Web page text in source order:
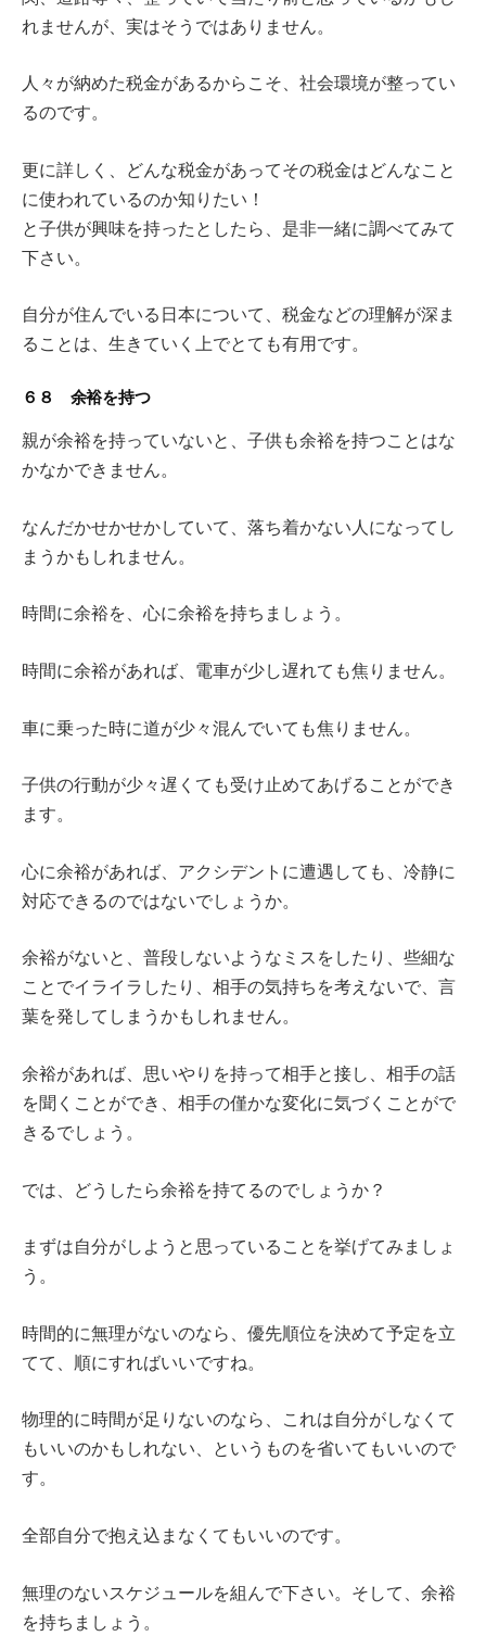
れませんが、実はそうではありません。
人々が納めた税金があるからこそ、社会環境が整ってい
るのです。
更に詳しく、どんな税金があってその税金はどんなこと
に使われているのか知りたい！
と子供が興味を持ったとしたら、是非一緒に調べてみて
下さい。
自分が住んでいる日本について、税金などの理解が深ま
ることは、生きていく上でとても有用です。
６８ 余裕を持つ
親が余裕を持っていないと、子供も余裕を持つことはな
かなかできません。
なんだかせかせかしていて、落ち着かない人になってし
まうかもしれません。
時間に余裕を、心に余裕を持ちましょう。
時間に余裕があれば、電車が少し遅れても焦りません。
車に乗った時に道が少々混んでいても焦りません。
子供の行動が少々遅くても受け止めてあげることができ
ます。
心に余裕があれば、アクシデントに遭遇しても、冷静に
対応できるのではないでしょうか。
余裕がないと、普段しないようなミスをしたり、些細な
ことでイライラしたり、相手の気持ちを考えないで、言
葉を発してしまうかもしれません。
余裕があれば、思いやりを持って相手と接し、相手の話
を聞くことができ、相手の僅かな変化に気づくことがで
きるでしょう。
では、どうしたら余裕を持てるのでしょうか？
まずは自分がしようと思っていることを挙げてみましょ
う。
時間的に無理がないのなら、優先順位を決めて予定を立
てて、順にすればいいですね。
物理的に時間が足りないのなら、これは自分がしなくて
もいいのかもしれない、というものを省いてもいいので
す。
全部自分で抱え込まなくてもいいのです。
無理のないスケジュールを組んで下さい。そして、余裕
を持ちましょう。